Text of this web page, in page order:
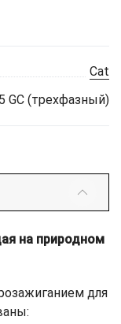
Cat
GC (трехфазный)
на природном
для